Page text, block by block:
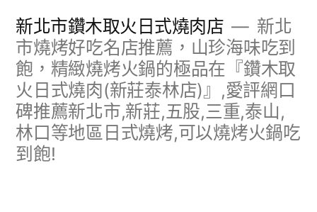
新北市鑽木取火日式燒肉店
新北
市燒烤好吃名店推薦，山珍海味吃到
飽，精緻燒烤火鍋的極品在『鑽木取
火日式燒肉(新莊泰林店)』,愛評網口
碑推薦新北市,新莊,五股,三重,泰山,
林口等地區日式燒烤,可以燒烤火鍋吃
到飽!